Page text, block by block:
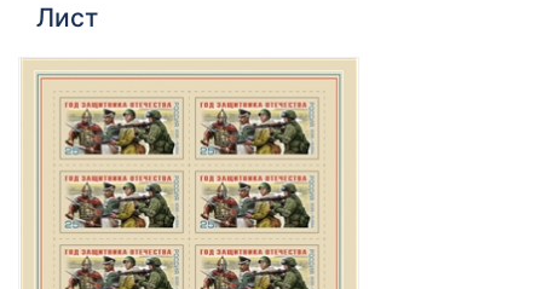
Лист